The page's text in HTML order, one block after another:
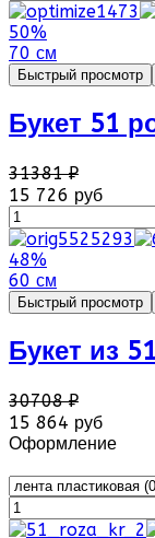
50%
70 см
Быстрый просмотр
Букет 51
31381 ₽
15 726 руб
48%
60 см
Быстрый просмотр
Букет из
30708 ₽
15 864 руб
Оформление